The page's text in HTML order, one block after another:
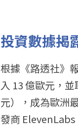
投資數據揭
根據《路透社》
入 13 億歐元，
元），成為歐洲
發商 ElevenLabs